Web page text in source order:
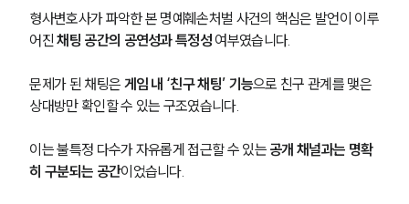
형사변호사가 파악한 본 명예훼손처벌 사건의 핵심은 발언이 이루
어진 채팅 공간의 공연성과 특정성 여부였습니다.
문제가 된 채팅은 게임 내 ‘친구 채팅’ 기능으로 친구 관계를 맺은
상대방만 확인할 수 있는 구조였습니다.
이는 불특정 다수가 자유롭게 접근할 수 있는 공개 채널과는 명확
히 구분되는 공간이었습니다.